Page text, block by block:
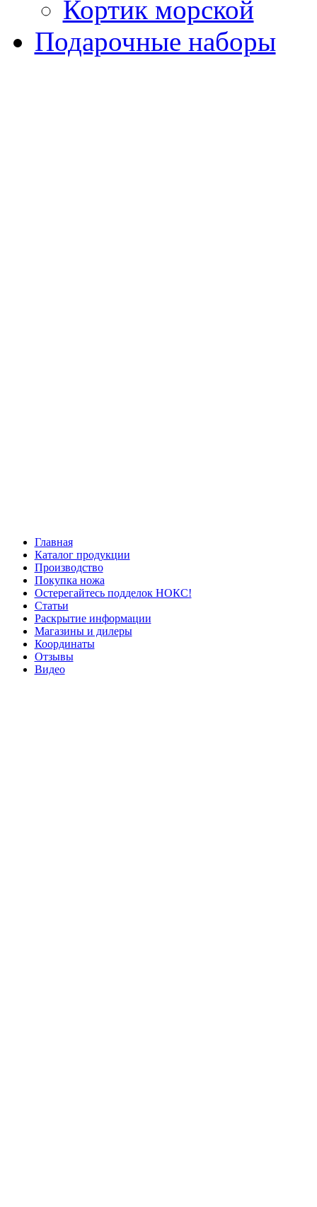
Кортик морской
Подарочные наборы
Главная
Каталог продукции
Производство
Покупка ножа
Остерегайтесь подделок НОКС!
Статьи
Раскрытие информации
Магазины и дилеры
Координаты
Отзывы
Видео